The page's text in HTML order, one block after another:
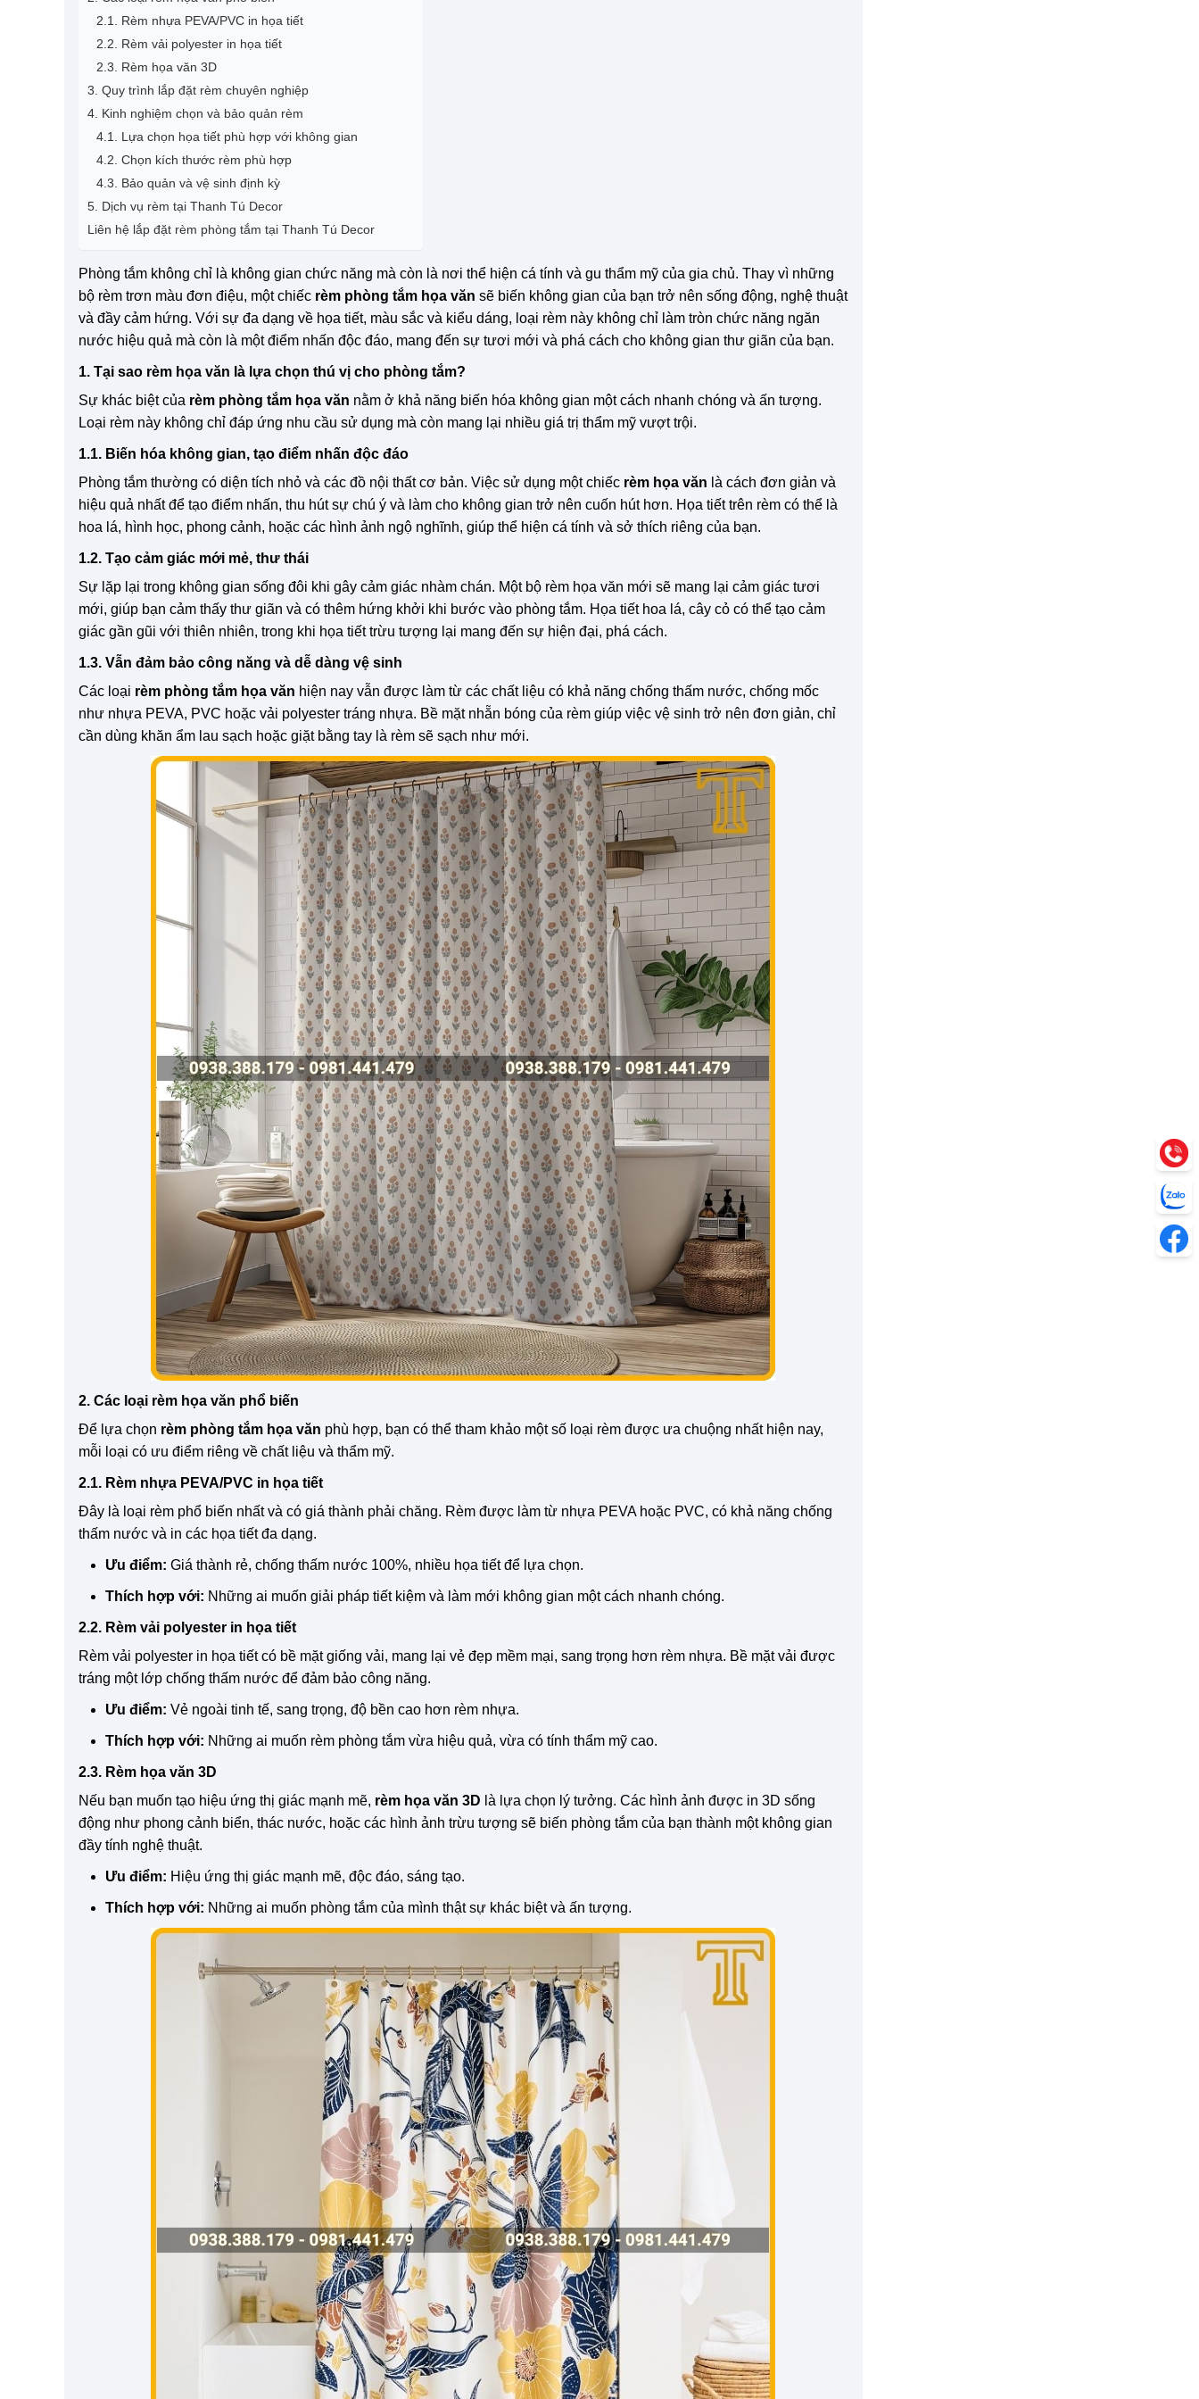
2.1. Rèm nhựa PEVA/PVC in họa tiết
2.2. Rèm vải polyester in họa tiết
2.3. Rèm họa văn 3D
3. Quy trình lắp đặt rèm chuyên nghiệp
4. Kinh nghiệm chọn và bảo quản rèm
4.1. Lựa chọn họa tiết phù hợp với không gian
4.2. Chọn kích thước rèm phù hợp
4.3. Bảo quản và vệ sinh định kỳ
5. Dịch vụ rèm tại Thanh Tú Decor
Liên hệ lắp đặt rèm phòng tắm tại Thanh Tú Decor
Phòng tắm không chỉ là không gian chức năng mà còn là nơi thể hiện cá tính và gu thẩm mỹ của gia chủ. Thay vì những
bộ rèm trơn màu đơn điệu, một chiếc rèm phòng tắm họa văn sẽ biến không gian của bạn trở nên sống động, nghệ thuật
và đầy cảm hứng. Với sự đa dạng về họa tiết, màu sắc và kiểu dáng, loại rèm này không chỉ làm tròn chức năng ngăn
nước hiệu quả mà còn là một điểm nhấn độc đáo, mang đến sự tươi mới và phá cách cho không gian thư giãn của bạn.
1. Tại sao rèm họa văn là lựa chọn thú vị cho phòng tắm?
Sự khác biệt của rèm phòng tắm họa văn nằm ở khả năng biến hóa không gian một cách nhanh chóng và ấn tượng.
Loại rèm này không chỉ đáp ứng nhu cầu sử dụng mà còn mang lại nhiều giá trị thẩm mỹ vượt trội.
1.1. Biến hóa không gian, tạo điểm nhấn độc đáo
Phòng tắm thường có diện tích nhỏ và các đồ nội thất cơ bản. Việc sử dụng một chiếc rèm họa văn là cách đơn giản và
hiệu quả nhất để tạo điểm nhấn, thu hút sự chú ý và làm cho không gian trở nên cuốn hút hơn. Họa tiết trên rèm có thể là
hoa lá, hình học, phong cảnh, hoặc các hình ảnh ngộ nghĩnh, giúp thể hiện cá tính và sở thích riêng của bạn.
1.2. Tạo cảm giác mới mẻ, thư thái
Sự lặp lại trong không gian sống đôi khi gây cảm giác nhàm chán. Một bộ rèm họa văn mới sẽ mang lại cảm giác tươi
mới, giúp bạn cảm thấy thư giãn và có thêm hứng khởi khi bước vào phòng tắm. Họa tiết hoa lá, cây cỏ có thể tạo cảm
giác gần gũi với thiên nhiên, trong khi họa tiết trừu tượng lại mang đến sự hiện đại, phá cách.
1.3. Vẫn đảm bảo công năng và dễ dàng vệ sinh
Các loại rèm phòng tắm họa văn hiện nay vẫn được làm từ các chất liệu có khả năng chống thấm nước, chống mốc
như nhựa PEVA, PVC hoặc vải polyester tráng nhựa. Bề mặt nhẵn bóng của rèm giúp việc vệ sinh trở nên đơn giản, chỉ
cần dùng khăn ẩm lau sạch hoặc giặt bằng tay là rèm sẽ sạch như mới.
2. Các loại rèm họa văn phổ biến
Để lựa chọn rèm phòng tắm họa văn phù hợp, bạn có thể tham khảo một số loại rèm được ưa chuộng nhất hiện nay,
mỗi loại có ưu điểm riêng về chất liệu và thẩm mỹ.
2.1. Rèm nhựa PEVA/PVC in họa tiết
Đây là loại rèm phổ biến nhất và có giá thành phải chăng. Rèm được làm từ nhựa PEVA hoặc PVC, có khả năng chống
thấm nước và in các họa tiết đa dạng.
Ưu điểm: Giá thành rẻ, chống thấm nước 100%, nhiều họa tiết để lựa chọn.
Thích hợp với: Những ai muốn giải pháp tiết kiệm và làm mới không gian một cách nhanh chóng.
2.2. Rèm vải polyester in họa tiết
Rèm vải polyester in họa tiết có bề mặt giống vải, mang lại vẻ đẹp mềm mại, sang trọng hơn rèm nhựa. Bề mặt vải được
tráng một lớp chống thấm nước để đảm bảo công năng.
Ưu điểm: Vẻ ngoài tinh tế, sang trọng, độ bền cao hơn rèm nhựa.
Thích hợp với: Những ai muốn rèm phòng tắm vừa hiệu quả, vừa có tính thẩm mỹ cao.
2.3. Rèm họa văn 3D
Nếu bạn muốn tạo hiệu ứng thị giác mạnh mẽ, rèm họa văn 3D là lựa chọn lý tưởng. Các hình ảnh được in 3D sống
động như phong cảnh biển, thác nước, hoặc các hình ảnh trừu tượng sẽ biến phòng tắm của bạn thành một không gian
đầy tính nghệ thuật.
Ưu điểm: Hiệu ứng thị giác mạnh mẽ, độc đáo, sáng tạo.
Thích hợp với: Những ai muốn phòng tắm của mình thật sự khác biệt và ấn tượng.